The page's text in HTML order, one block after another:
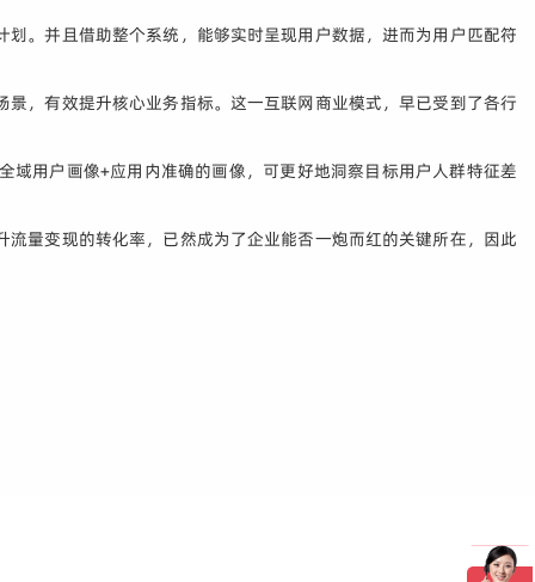
。并且借助整个系统，能够实时呈现用户数据，进而为用户匹配符
，有效提升核心业务指标。这一互联网商业模式，早已受到了各行
用户画像+应用内准确的画像，可更好地洞察目标用户人群特征差
量变现的转化率，已然成为了企业能否一炮而红的关键所在，因此